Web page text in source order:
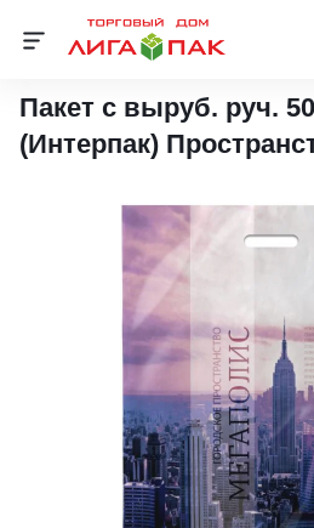
Пакеты с вырубной ручкой
Пакет с выруб. руч.
(Интерпак)